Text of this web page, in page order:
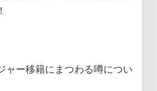
ャー移籍にまつわる噂につい